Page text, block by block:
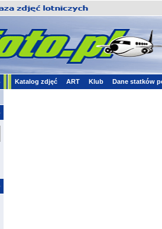
Katalog zdjęć ART Klub Dane statków